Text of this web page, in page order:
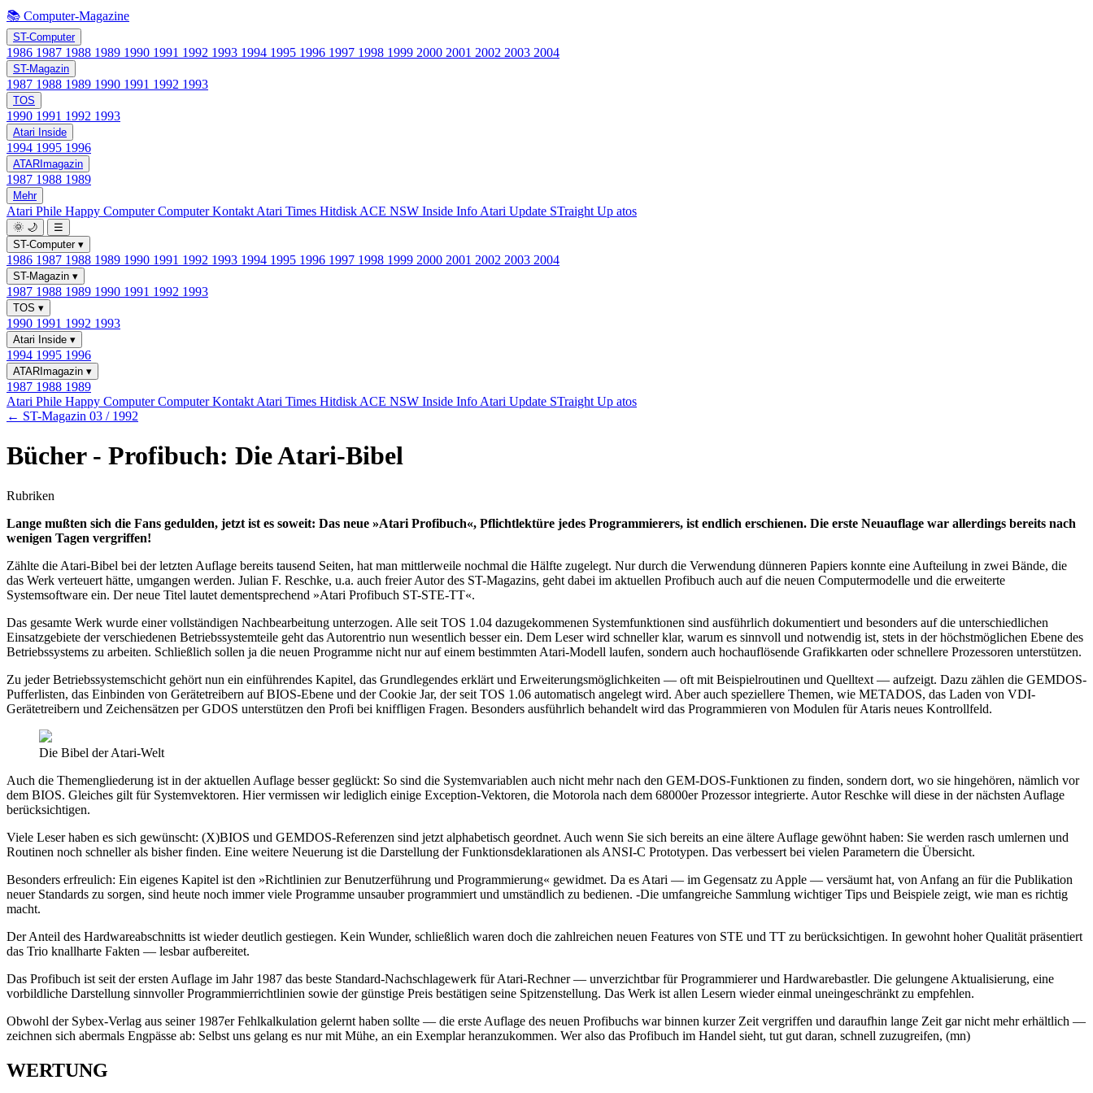
📚 Computer-Magazine
ST-Computer
1986 1987 1988 1989 1990 1991 1992 1993 1994 1995 1996 1997 1998 1999 2000 2001 2002 2003 2004
ST-Magazin
1987 1988 1989 1990 1991 1992 1993
TOS
1990 1991 1992 1993
Atari Inside
1994 1995 1996
ATARImagazin
1987 1988 1989
Mehr
Atari Phile Happy ComputerComputer Kontakt Atari Times Hitdisk ACE NSW Inside Info Atari Update STraight Up atos
🌞 🌙
☰
ST-Computer ▾
1986 1987 1988 1989 1990 1991 1992 1993 1994 1995 1996 1997 1998 1999 2000 2001 2002 2003 2004
ST-Magazin ▾
1987 1988 1989 1990 1991 1992 1993
TOS ▾
1990 1991 1992 1993
Atari Inside ▾
1994 1995 1996
ATARImagazin ▾
1987 1988 1989
Atari Phile Happy ComputerComputer Kontakt Atari Times Hitdisk ACE NSW Inside Info Atari Update STraight Up atos
← ST-Magazin 03 / 1992
Bücher - Profibuch: Die Atari-Bibel
Rubriken
Lange mußten sich die Fans gedulden, jetzt ist es soweit: Das neue »Atari Profibuch«, Pflichtlektüre jedes Programmierers, ist endlich erschienen. Die erste Neuauflage war allerdings bereits nach
wenigen Tagen vergriffen!
Zählte die Atari-Bibel bei der letzten Auflage bereits tausend Seiten, hat man mittlerweile nochmal die Hälfte zugelegt. Nur durch die Verwendung dünneren Papiers konnte eine Aufteilung in zwei Bände, die
das Werk verteuert hätte, umgangen werden. Julian F. Reschke, u.a. auch freier Autor des ST-Magazins, geht dabei im aktuellen Profibuch auch auf die neuen Computermodelle und die erweiterte
Systemsoftware ein. Der neue Titel lautet dementsprechend »Atari Profibuch ST-STE-TT«.
Das gesamte Werk wurde einer vollständigen Nachbearbeitung unterzogen. Alle seit TOS 1.04 dazugekommenen Systemfunktionen sind ausführlich dokumentiert und besonders auf die unterschiedlichen
Einsatzgebiete der verschiedenen Betriebssystemteile geht das Autorentrio nun wesentlich besser ein. Dem Leser wird schneller klar, warum es sinnvoll und notwendig ist, stets in der höchstmöglichen Ebene des
Betriebssystems zu arbeiten. Schließlich sollen ja die neuen Programme nicht nur auf einem bestimmten Atari-Modell laufen, sondern auch hochauflösende Grafikkarten oder schnellere Prozessoren unterstützen.
Zu jeder Betriebssystemschicht gehört nun ein einführendes Kapitel, das Grundlegendes erklärt und Erweiterungsmöglichkeiten — oft mit Beispielroutinen und Quelltext — aufzeigt. Dazu zählen die GEMDOS-
Pufferlisten, das Einbinden von Gerätetreibern auf BIOS-Ebene und der Cookie Jar, der seit TOS 1.06 automatisch angelegt wird. Aber auch speziellere Themen, wie METADOS, das Laden von VDI-
Gerätetreibern und Zeichensätzen per GDOS unterstützen den Profi bei kniffligen Fragen. Besonders ausführlich behandelt wird das Programmieren von Modulen für Ataris neues Kontrollfeld.
Die Bibel der Atari-Welt
Auch die Themengliederung ist in der aktuellen Auflage besser geglückt: So sind die Systemvariablen auch nicht mehr nach den GEM-DOS-Funktionen zu finden, sondern dort, wo sie hingehören, nämlich vor
dem BIOS. Gleiches gilt für Systemvektoren. Hier vermissen wir lediglich einige Exception-Vektoren, die Motorola nach dem 68000er Prozessor integrierte. Autor Reschke will diese in der nächsten Auflage
berücksichtigen.
Viele Leser haben es sich gewünscht: (X)BIOS und GEMDOS-Referenzen sind jetzt alphabetisch geordnet. Auch wenn Sie sich bereits an eine ältere Auflage gewöhnt haben: Sie werden rasch umlernen und
Routinen noch schneller als bisher finden. Eine weitere Neuerung ist die Darstellung der Funktionsdeklarationen als ANSI-C Prototypen. Das verbessert bei vielen Parametern die Übersicht.
Besonders erfreulich: Ein eigenes Kapitel ist den »Richtlinien zur Benutzerführung und Programmierung« gewidmet. Da es Atari — im Gegensatz zu Apple — versäumt hat, von Anfang an für die Publikation
neuer Standards zu sorgen, sind heute noch immer viele Programme unsauber programmiert und umständlich zu bedienen. -Die umfangreiche Sammlung wichtiger Tips und Beispiele zeigt, wie man es richtig
macht.
Der Anteil des Hardwareabschnitts ist wieder deutlich gestiegen. Kein Wunder, schließlich waren doch die zahlreichen neuen Features von STE und TT zu berücksichtigen. In gewohnt hoher Qualität präsentiert
das Trio knallharte Fakten — lesbar aufbereitet.
Das Profibuch ist seit der ersten Auflage im Jahr 1987 das beste Standard-Nachschlagewerk für Atari-Rechner — unverzichtbar für Programmierer und Hardwarebastler. Die gelungene Aktualisierung, eine
vorbildliche Darstellung sinnvoller Programmierrichtlinien sowie der günstige Preis bestätigen seine Spitzenstellung. Das Werk ist allen Lesern wieder einmal uneingeschränkt zu empfehlen.
Obwohl der Sybex-Verlag aus seiner 1987er Fehlkalkulation gelernt haben sollte — die erste Auflage des neuen Profibuchs war binnen kurzer Zeit vergriffen und daraufhin lange Zeit gar nicht mehr erhältlich —
zeichnen sich abermals Engpässe ab: Selbst uns gelang es nur mit Mühe, an ein Exemplar heranzukommen. Wer also das Profibuch im Handel sieht, tut gut daran, schnell zuzugreifen, (mn)
WERTUNG